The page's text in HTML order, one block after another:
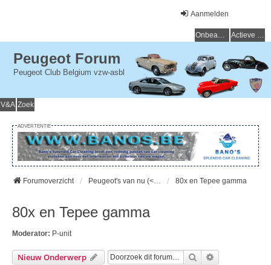
Aanmelden
Onbeantwoorde onderwerpen Actieve onderwerpen
Peugeot Forum
Peugeot Club Belgium vzw-asbl
V&A Zoek
ADVERTENTIE
Forumoverzicht Peugeot's van nu (< 15 jaar) - Peugeot d'aujourd'hui (< 15 ans) 80x en Tepee gamma
80x en Tepee gamma
Moderator: P-unit
Nieuw Onderwerp Zoek